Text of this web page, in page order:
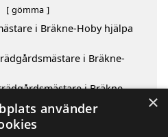
gömma
i Bräkne-Hoby hjälpa
i Bräkne-
i Bräkne-
i de
Hoby
×
använder